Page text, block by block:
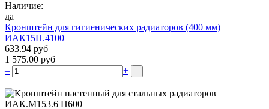
Наличие:
да
Кронштейн для гигиенических радиаторов (400 мм)
ИАК15Н.4100
633.94 руб
1 575.00 руб
–
+